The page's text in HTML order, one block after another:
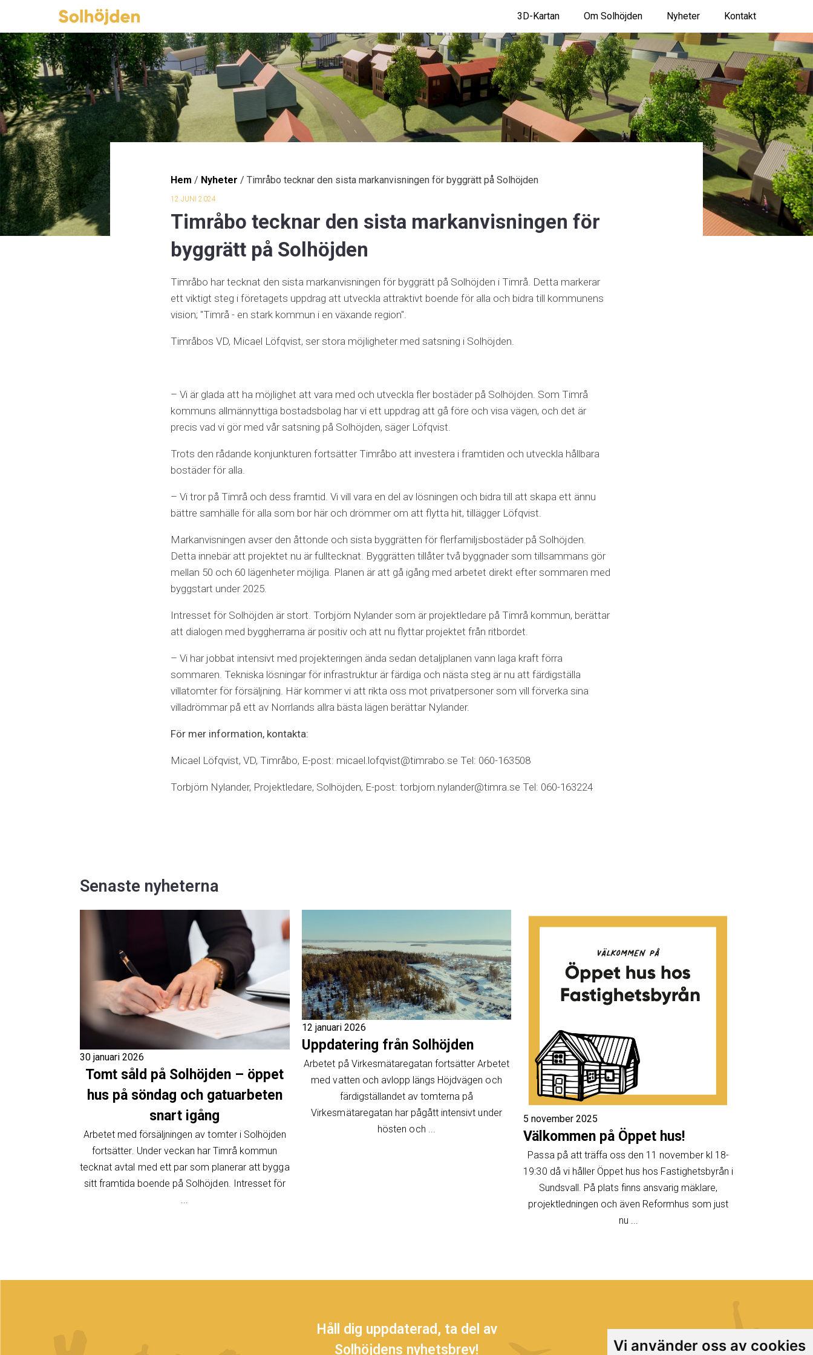
Vi använder oss av cookies
3D-Kartan Om Solhöjden Nyheter Kontakt
Hem / Nyheter / Timråbo tecknar den sista markanvisningen för byggrätt på Solhöjden
12 JUNI 2024
Timråbo tecknar den sista markanvisningen för
byggrätt på Solhöjden
Timråbo har tecknat den sista markanvisningen för byggrätt på Solhöjden i Timrå. Detta markerar
ett viktigt steg i företagets uppdrag att utveckla attraktivt boende för alla och bidra till kommunens
vision; "Timrå - en stark kommun i en växande region".
Timråbos VD, Micael Löfqvist, ser stora möjligheter med satsning i Solhöjden.
– Vi är glada att ha möjlighet att vara med och utveckla fler bostäder på Solhöjden. Som Timrå
kommuns allmännyttiga bostadsbolag har vi ett uppdrag att gå före och visa vägen, och det är
precis vad vi gör med vår satsning på Solhöjden, säger Löfqvist.
Trots den rådande konjunkturen fortsätter Timråbo att investera i framtiden och utveckla hållbara
bostäder för alla.
– Vi tror på Timrå och dess framtid. Vi vill vara en del av lösningen och bidra till att skapa ett ännu
bättre samhälle för alla som bor här och drömmer om att flytta hit, tillägger Löfqvist.
Markanvisningen avser den åttonde och sista byggrätten för flerfamiljsbostäder på Solhöjden.
Detta innebär att projektet nu är fulltecknat. Byggrätten tillåter två byggnader som tillsammans gör
mellan 50 och 60 lägenheter möjliga. Planen är att gå igång med arbetet direkt efter sommaren med
byggstart under 2025.
Intresset för Solhöjden är stort. Torbjörn Nylander som är projektledare på Timrå kommun, berättar
att dialogen med byggherrarna är positiv och att nu flyttar projektet från ritbordet.
– Vi har jobbat intensivt med projekteringen ända sedan detaljplanen vann laga kraft förra
sommaren. Tekniska lösningar för infrastruktur är färdiga och nästa steg är nu att färdigställa
villatomter för försäljning. Här kommer vi att rikta oss mot privatpersoner som vill förverka sina
villadrömmar på ett av Norrlands allra bästa lägen berättar Nylander.
För mer information, kontakta:
Micael Löfqvist, VD, Timråbo, E-post: micael.lofqvist@timrabo.se Tel: 060-163508
Torbjörn Nylander, Projektledare, Solhöjden, E-post: torbjorn.nylander@timra.se Tel: 060-163224
Senaste nyheterna
30 januari 2026
Tomt såld på Solhöjden – öppet
hus på söndag och gatuarbeten
snart igång
Arbetet med försäljningen av tomter i Solhöjden
fortsätter. Under veckan har Timrå kommun
tecknat avtal med ett par som planerar att bygga
sitt framtida boende på Solhöjden. Intresset för
...
12 januari 2026
Uppdatering från Solhöjden
Arbetet på Virkesmätaregatan fortsätter Arbetet
med vatten och avlopp längs Höjdvägen och
färdigställandet av tomterna på
Virkesmätaregatan har pågått intensivt under
hösten och ...
5 november 2025
Välkommen på Öppet hus!
Passa på att träffa oss den 11 november kl 18-
19:30 då vi håller Öppet hus hos Fastighetsbyrån i
Sundsvall. På plats finns ansvarig mäklare,
projektledningen och även Reformhus som just
nu ...
Håll dig uppdaterad, ta del av
Solhöjdens nyhetsbrev!